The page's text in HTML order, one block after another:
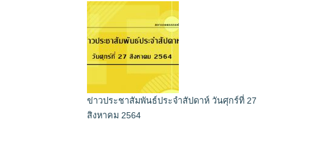
ข่าวประชาสัมพันธ์ประจำสัปดาห์ วันศุกร์ที่ 27
สิงหาคม 2564